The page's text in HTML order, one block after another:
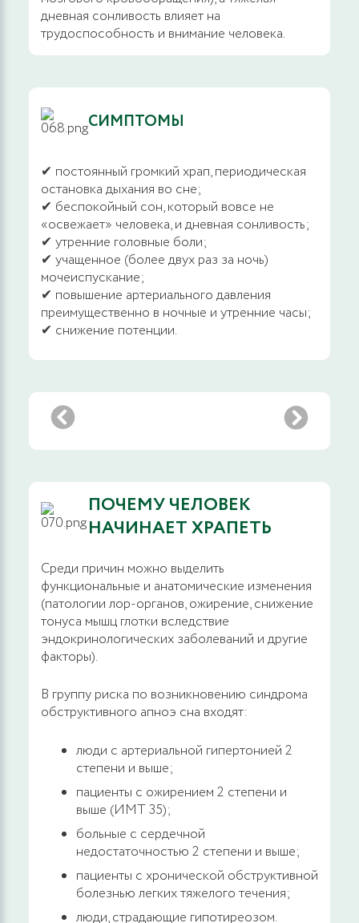
дневная сонливость влияет на
трудоспособность и внимание человека.
СИМПТОМЫ
✔ постоянный громкий храп, периодическая
остановка дыхания во сне;
✔ беспокойный сон, который вовсе не
«освежает» человека, и дневная сонливость;
✔ утренние головные боли;
✔ учащенное (более двух раз за ночь)
мочеиспускание;
✔ повышение артериального давления
преимущественно в ночные и утренние часы;
✔ снижение потенции.
ПОЧЕМУ ЧЕЛОВЕК
НАЧИНАЕТ ХРАПЕТЬ
Среди причин можно выделить
функциональные и анатомические изменения
(патологии лор-органов, ожирение, снижение
тонуса мышц глотки вследствие
эндокринологических заболеваний и другие
факторы).
В группу риска по возникновению синдрома
обструктивного апноэ сна входят:
люди с артериальной гипертонией 2
степени и выше;
пациенты с ожирением 2 степени и
выше (ИМТ 35);
больные с сердечной
недостаточностью 2 степени и выше;
пациенты с хронической обструктивной
болезнью легких тяжелого течения;
люди, страдающие гипотиреозом.